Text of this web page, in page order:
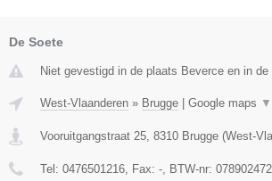
De Soete
Niet gevestigd in de plaats Beverce en in
West-Vlaanderen » Brugge Google maps ▼
Vooruitgangstraat 25, 8310 Brugge (West-
Tel: 0476501216, Fax: -, BTW-nr: